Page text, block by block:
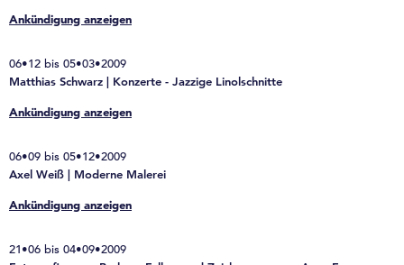
Ankündigung anzeigen
06•12 bis 05•03•2009
Matthias Schwarz | Konzerte - Jazzige Linolschnitte
Ankündigung anzeigen
06•09 bis 05•12•2009
Axel Weiß | Moderne Malerei
Ankündigung anzeigen
21•06 bis 04•09•2009